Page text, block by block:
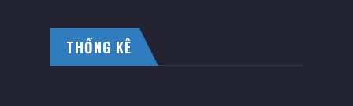
THỐNG KÊ